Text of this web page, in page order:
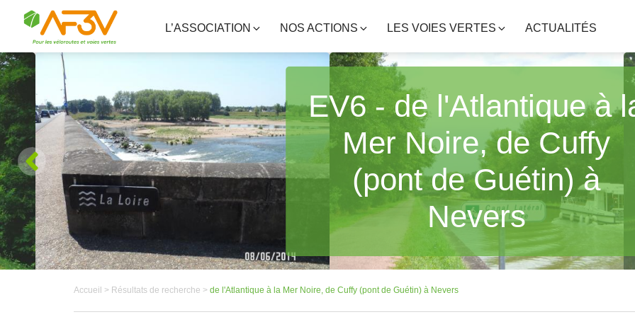
L’ASSOCIATION NOS ACTIONS LES VOIES VERTES ACTUALITÉS
EV6 - de l'Atlantique à
Mer Noire, de Cuffy
(pont de Guétin) à
Nevers
Accueil > Résultats de recherche > de l'Atlantique à la Mer Noire, de Cuffy (pont de Guétin) à Nevers